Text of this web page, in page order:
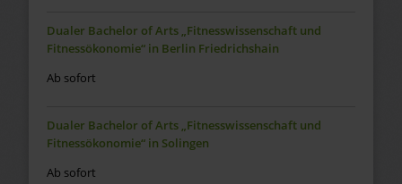
Dualer Bachelor of Arts „Fitnesswissenschaft und
Fitnessökonomie“ in Berlin Friedrichshain
Ab sofort
Dualer Bachelor of Arts „Fitnesswissenschaft und
Fitnessökonomie“ in Solingen
Ab sofort